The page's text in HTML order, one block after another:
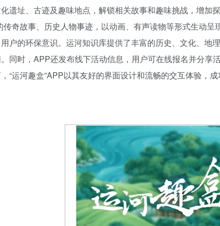
遗址、古迹及趣味地点，解锁相关故事和趣味挑战，增
传奇故事、历史人物事迹，以动画、有声读物等形式生动
户的环保意识。运河知识库提供了丰富的历史、文化、地
同时，APP还发布线下活动信息，用户可在线报名并分
“运河趣盒”APP以其友好的界面设计和流畅的交互体验，